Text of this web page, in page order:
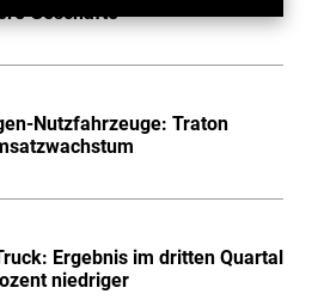
Geschäfte
Nutzfahrzeuge: Traton
Ergebnis im dritten Quartal
niedriger